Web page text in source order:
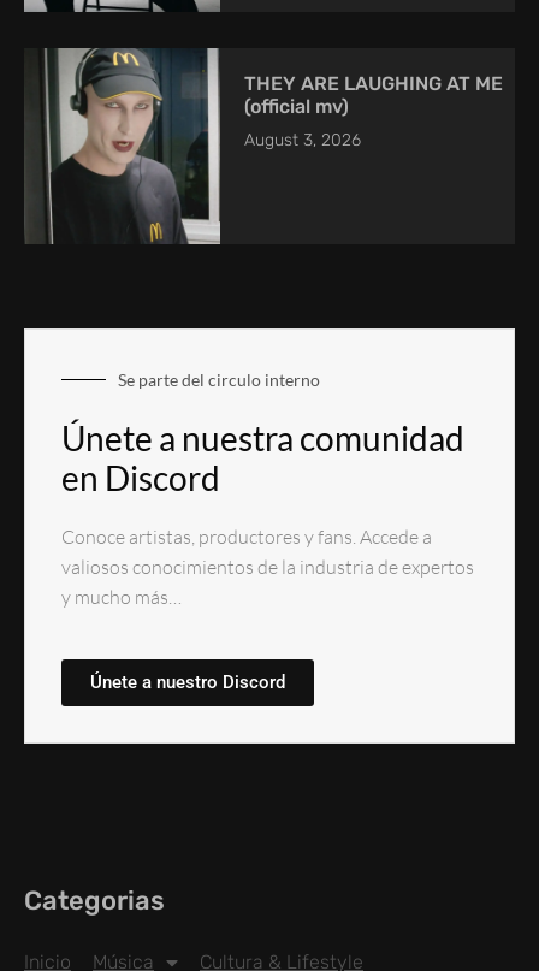
THEY ARE LAUGHING AT ME
(official mv)
August 3, 2026
Se parte del circulo interno
Únete a nuestra comunidad
en Discord
Conoce artistas, productores y fans. Accede a
valiosos conocimientos de la industria de expertos
y mucho más…
Únete a nuestro Discord
Categorias
Inicio Música Cultura & Lifestyle